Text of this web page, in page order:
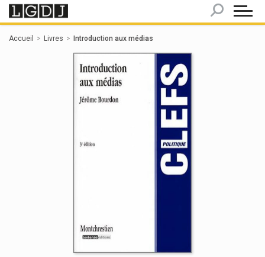
Accueil Livres Introduction aux médias
Panneau de gestion des cookies